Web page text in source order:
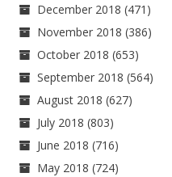
December 2018 (471)
November 2018 (386)
October 2018 (653)
September 2018 (564)
August 2018 (627)
July 2018 (803)
June 2018 (716)
May 2018 (724)